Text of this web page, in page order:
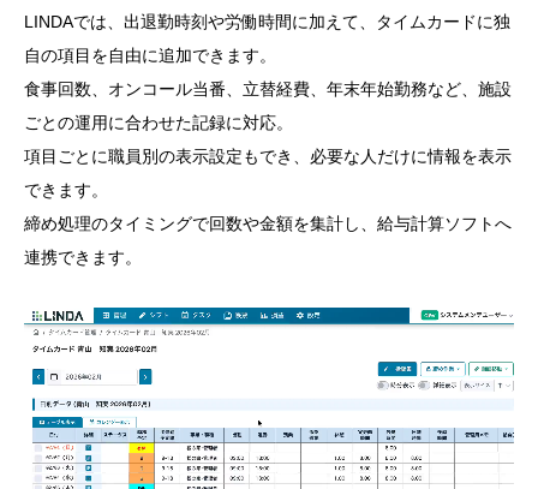
LINDAでは、出退勤時刻や労働時間に加えて、タイムカードに独
自の項目を自由に追加できます。
食事回数、オンコール当番、立替経費、年末年始勤務など、施設
ごとの運用に合わせた記録に対応。
項目ごとに職員別の表示設定もでき、必要な人だけに情報を表示
できます。
締め処理のタイミングで回数や金額を集計し、給与計算ソフトへ
連携できます。